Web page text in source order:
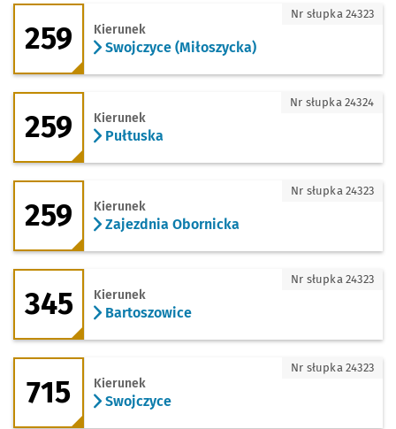
259 - kierunek Swojczyce (Miłoszycka)
259 Kierunek
Swojczyce (Miłoszycka)
Nr słupka 24323
259 - kierunek Pułtuska
259 Kierunek
Pułtuska
Nr słupka 24324
259 - kierunek Zajezdnia Obornicka
259 Kierunek
Zajezdnia Obornicka
Nr słupka 24323
345 - kierunek Bartoszowice
345 Kierunek
Bartoszowice
Nr słupka 24323
715 - kierunek Swojczyce
715 Kierunek
Swojczyce
Nr słupka 24323